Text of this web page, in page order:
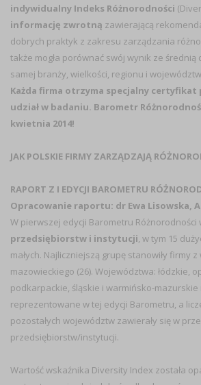
indywidualny Indeks Różnorodności
informację zwrotną zawierającą
dobrych praktyk z zakresu zarządzania
także mogła porównać swój wynik ze średnią
samej branży, wielkości, regionu i
Każda firma otrzyma specjalny
udział w badaniu. Barometr
kwietnia 2014!
JAK POLSKIE FIRMY ZARZĄDZAJĄ
RAPORT Z I EDYCJI BAROMETRU
Opracowanie raportu: dr Ewa Lisowska,
W pierwszej edycji Barometru Różnorodności
przedsiębiorstw i instytucji, w tym 15
małych. Najliczniejszą grupę stanowiły firmy
mazowieckiego (26). Województwa: łódzkie,
podkarpackie, śląskie i warmińsko-mazurskie
reprezentowane w tej edycji Barometru, a
pozostałych województw zawierały się w
przedsiębiorstw/instytucji.
Wartość wskaźnika Diversity Index została